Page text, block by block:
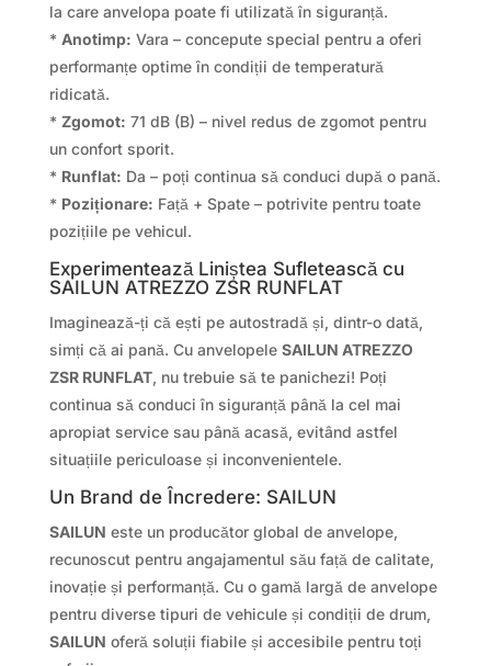
la care anvelopa poate fi utilizată în siguranță.
* Anotimp: Vara – concepute special pentru a oferi
performanțe optime în condiții de temperatură
ridicată.
* Zgomot: 71 dB (B) – nivel redus de zgomot pentru
un confort sporit.
* Runflat: Da – poți continua să conduci după o pană.
* Poziționare: Față + Spate – potrivite pentru toate
pozițiile pe vehicul.
Experimentează Liniștea Sufletească cu
SAILUN ATREZZO ZSR RUNFLAT
Imaginează-ți că ești pe autostradă și, dintr-o dată,
simți că ai pană. Cu anvelopele SAILUN ATREZZO
ZSR RUNFLAT, nu trebuie să te panichezi! Poți
continua să conduci în siguranță până la cel mai
apropiat service sau până acasă, evitând astfel
situațiile periculoase și inconvenientele.
Un Brand de Încredere: SAILUN
SAILUN este un producător global de anvelope,
recunoscut pentru angajamentul său față de calitate,
inovație și performanță. Cu o gamă largă de anvelope
pentru diverse tipuri de vehicule și condiții de drum,
SAILUN oferă soluții fiabile și accesibile pentru toți